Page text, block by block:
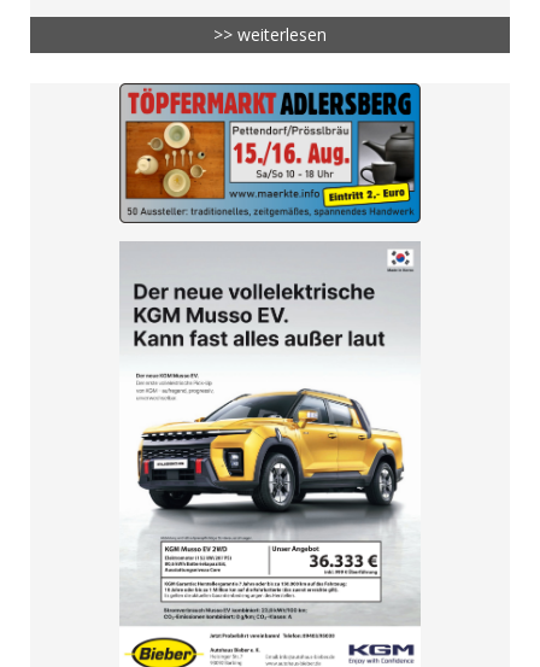
>> weiterlesen